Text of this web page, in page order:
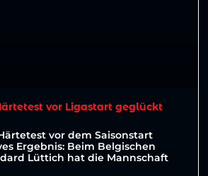
vor Ligastart geglückt
vor dem Saisonstart
Ergebnis: Beim Belgischen
Lüttich hat die Mannschaft